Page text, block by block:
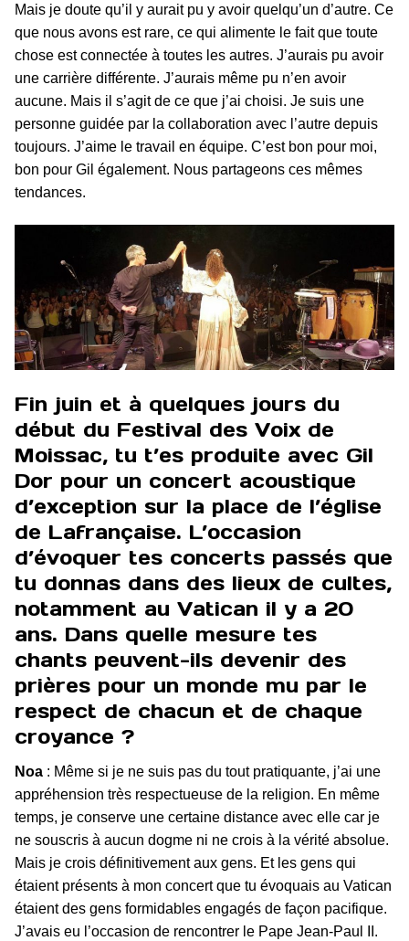
Mais je doute qu’il y aurait pu y avoir quelqu’un d’autre. Ce
que nous avons est rare, ce qui alimente le fait que toute
chose est connectée à toutes les autres. J’aurais pu avoir
une carrière différente. J’aurais même pu n’en avoir
aucune. Mais il s’agit de ce que j’ai choisi. Je suis une
personne guidée par la collaboration avec l’autre depuis
toujours. J’aime le travail en équipe. C’est bon pour moi,
bon pour Gil également. Nous partageons ces mêmes
tendances.
Fin juin et à quelques jours du
début du Festival des Voix de
Moissac, tu t’es produite avec Gil
Dor pour un concert acoustique
d’exception sur la place de l’église
de Lafrançaise. L’occasion
d’évoquer tes concerts passés que
tu donnas dans des lieux de cultes,
notamment au Vatican il y a 20
ans. Dans quelle mesure tes
chants peuvent-ils devenir des
prières pour un monde mu par le
respect de chacun et de chaque
croyance ?
Noa : Même si je ne suis pas du tout pratiquante, j’ai une
appréhension très respectueuse de la religion. En même
temps, je conserve une certaine distance avec elle car je
ne souscris à aucun dogme ni ne crois à la vérité absolue.
Mais je crois définitivement aux gens. Et les gens qui
étaient présents à mon concert que tu évoquais au Vatican
étaient des gens formidables engagés de façon pacifique.
J’avais eu l’occasion de rencontrer le Pape Jean-Paul II.